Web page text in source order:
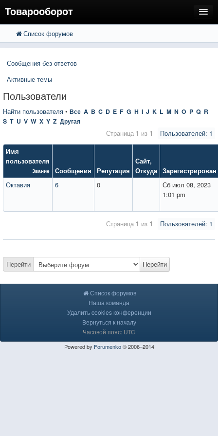
Товарооборот
FAQ
Вход
Расширенный поиск
Список форумов
Сообщения без ответов
Активные темы
Пользователи
Найти пользователя • Все A B C D E F G H I J K L M N O P Q R
S T U V W X Y Z Другая
Пользователей: 1
Страница 1 из 1
Имя
пользователя
Звание Сообщения Репутация
Сайт,
Откуда Зарегистрирован
Октавия
6 0
Сб июл 08, 2023
1:01 pm
Пользователей: 1
Страница 1 из 1
Перейти Перейти
Список форумов
Наша команда
Удалить cookies конференции
Вернуться к началу
Часовой пояс: UTC
Powered by Forumenko© 2006–2014